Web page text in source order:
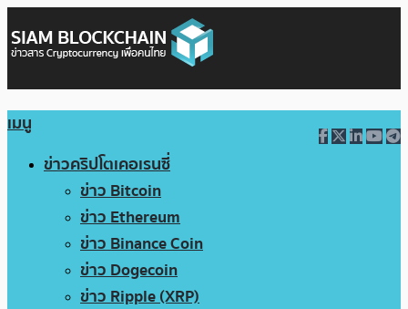
เมนู
ข่าวคริปโตเคอเรนซี่
ข่าว Bitcoin
ข่าว Ethereum
ข่าว Binance Coin
ข่าว Dogecoin
ข่าว Ripple (XRP)